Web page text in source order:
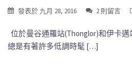
發表於 九月 28, 2016 2 則留言
位於曼谷通羅站(Thonglor)和伊卡邁
總是有著許多低調時髦 […]